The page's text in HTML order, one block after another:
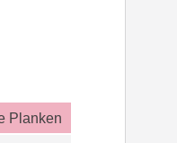
Planken